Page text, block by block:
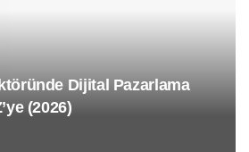
Dijital Pazarlama
(2026)